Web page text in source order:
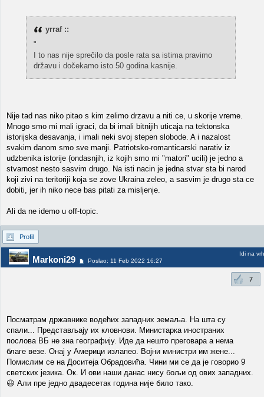
yrraf ::
"
I to nas nije sprečilo da posle rata sa istima pravimo
državu i dočekamo isto 50 godina kasnije.
Nije tad nas niko pitao s kim zelimo drzavu a niti ce, u skorije vreme.
Mnogo smo mi mali igraci, da bi imali bitnijih uticaja na tektonska
istorijska desavanja, i imali neki svoj stepen slobode. A i nazalost
svakim danom smo sve manji. Patriotsko-romanticarski narativ iz
udzbenika istorije (ondasnjih, iz kojih smo mi "matori" ucili) je jedno a
stvarnost nesto sasvim drugo. Na isti nacin je jedna stvar sta bi narod
koji zivi na teritoriji koja se zove Ukraina zeleo, a sasvim je drugo sta ce
dobiti, jer ih niko nece bas pitati za misljenje.
Ali da ne idemo u off-topic.
Profil
Markoni29 Poslao: 11 Feb 2022 16:27
Idi na vrh
7
Посматрам државнике водећих западних земаља. На шта су
спали... Представљају их кловнови. Министарка иностраних
послова ВБ не зна географију. Иде да нешто преговара а нема
благе везе. Онај у Америци излапео. Војни министри им жене...
Помислим се на Доситеја Обрадовића. Чини ми се да је говорио 9
светских језика. Ок. И ови наши данас нису бољи од ових западних.
😃 Али пре једно двадесетак година није било тако.